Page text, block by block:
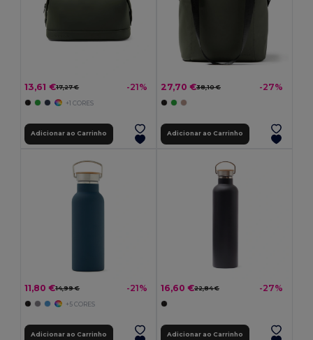
13,61 €17,27 € -21%
+1 CORES
Adicionar ao Carrinho
27,70 €38,10 € -27%
Adicionar ao Carrinho
11,80 €14,99 € -21%
+5 CORES
Adicionar ao Carrinho
16,60 €22,84 € -27%
Adicionar ao Carrinho